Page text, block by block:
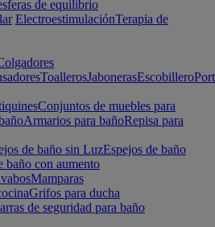
de equilibrio
ElectroestimulaciónTerapia de
ToallerosJabonerasEscobillero
Conjuntos de muebles para
Armarios para bañoRepisa para
de baño sin LuzEspejos de baño
baño con aumento
Mamparas
Grifos para ducha
de seguridad para baño